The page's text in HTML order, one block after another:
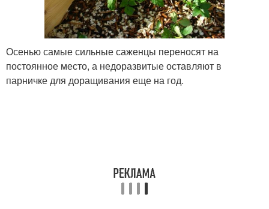
Осенью самые сильные саженцы переносят на
постоянное место, а недоразвитые оставляют в
парничке для доращивания еще на год.